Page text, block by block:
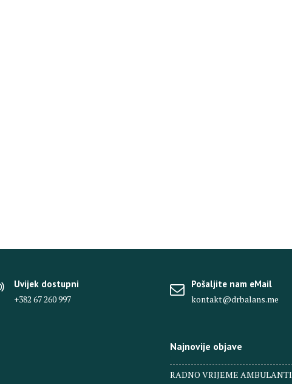
Uvijek dostupni
+382 67 260 997
Pošaljite nam eMail
kontakt@drbalans.me
Najnovije objave
RADNO VRIJEME AMBULANTI